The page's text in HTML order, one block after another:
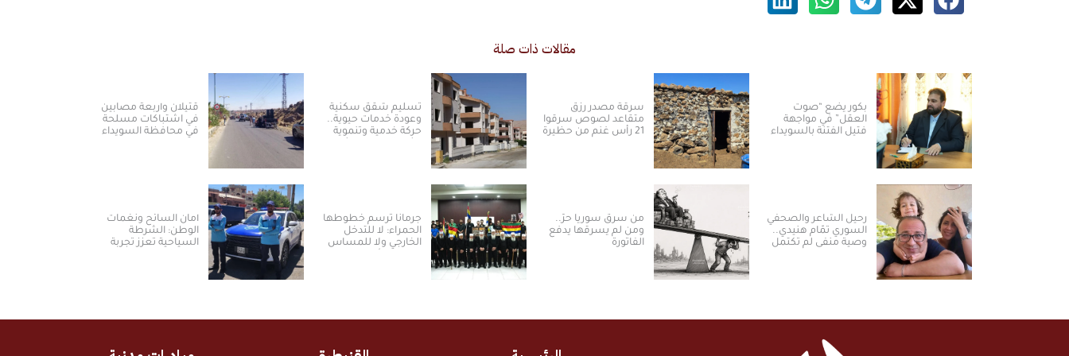
مقالات ذات صلة
بكور يضع “صوت
العقل” في مواجهة
فتيل الفتنة بالسويداء
سرقة مصدر رزق
متقاعد لصوص سرقوا
21 رأس غنم من حظيرة
تسليم شقق سكنية
وعودة خدمات حيوية..
حركة خدمية وتنموية
قتيلان وأربعة مصابين
في اشتباكات مسلحة
في محافظة السويداء
رحيل الشاعر والصحفي
السوري تمّام هنيدي..
وصية منفى لم تكتمل
من سرق سوريا حرّ..
ومن لم يسرقها يدفع
الفاتورة
جرمانا ترسم خطوطها
الحمراء: لا للتدخل
الخارجي ولا للمساس
أمان السائح ونغمات
الوطن: الشرطة
السياحية تعزز تجربة